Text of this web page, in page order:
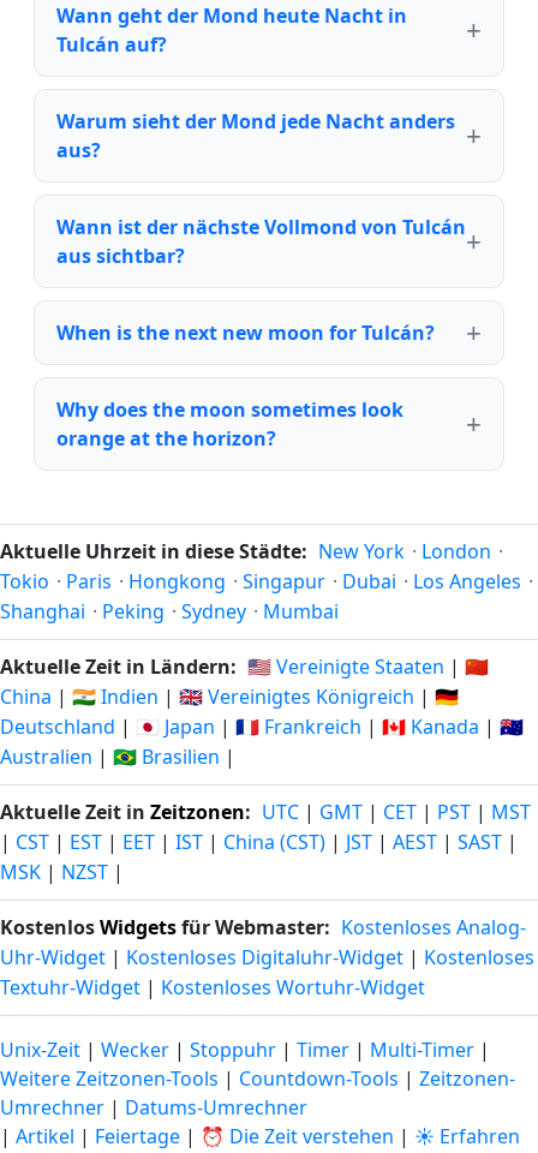
Wann geht der Mond heute Nacht in
Tulcán auf?
Warum sieht der Mond jede Nacht anders
aus?
Wann ist der nächste Vollmond von Tulcán
aus sichtbar?
When is the next new moon for Tulcán?
Why does the moon sometimes look
orange at the horizon?
Aktuelle Uhrzeit in diese Städte: New York · London ·
Tokio · Paris · Hongkong · Singapur · Dubai · Los Angeles ·
Shanghai · Peking · Sydney · Mumbai
Aktuelle Zeit in Ländern: 🇺🇸 Vereinigte Staaten | 🇨🇳
China | 🇮🇳 Indien | 🇬🇧 Vereinigtes Königreich | 🇩🇪
Deutschland | 🇯🇵 Japan | 🇫🇷 Frankreich | 🇨🇦 Kanada | 🇦🇺
Australien | 🇧🇷 Brasilien |
Aktuelle Zeit in Zeitzonen: UTC | GMT | CET | PST | MST
| CST | EST | EET | IST | China (CST) | JST | AEST | SAST |
MSK | NZST |
KostenlosWidgetsfür Webmaster: Kostenloses Analog-
Uhr-Widget | Kostenloses Digitaluhr-Widget | Kostenloses
Textuhr-Widget | Kostenloses Wortuhr-Widget
Unix-Zeit | Wecker | Stoppuhr | Timer | Multi-Timer |
Weitere Zeitzonen-Tools | Countdown-Tools | Zeitzonen-
Umrechner | Datums-Umrechner
| Artikel | Feiertage | ⏰ Die Zeit verstehen | ☀️ Erfahren